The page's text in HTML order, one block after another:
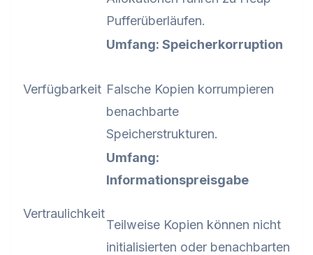
Pufferüberläufen.
Verfügbarkeit
Umfang: Speicherkorruption
Falsche Kopien korrumpieren
benachbarte
Speicherstrukturen.
Vertraulichkeit
Umfang:
Informationspreisgabe
Teilweise Kopien können nicht
initialisierten oder benachbarten